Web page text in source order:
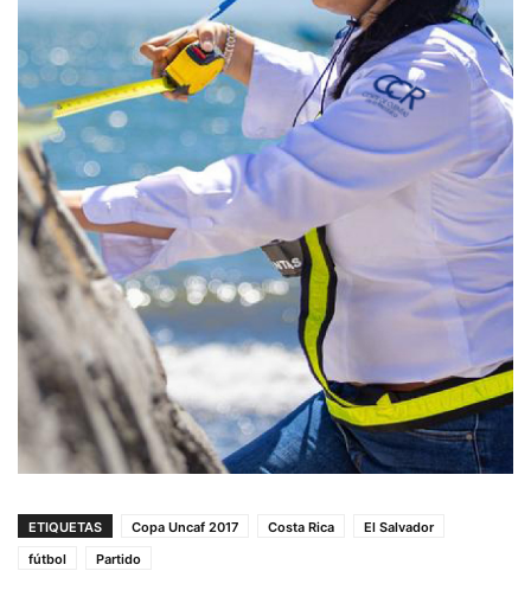
ETIQUETAS Copa Uncaf 2017 Costa Rica
El Salvador
fútbol
Partido